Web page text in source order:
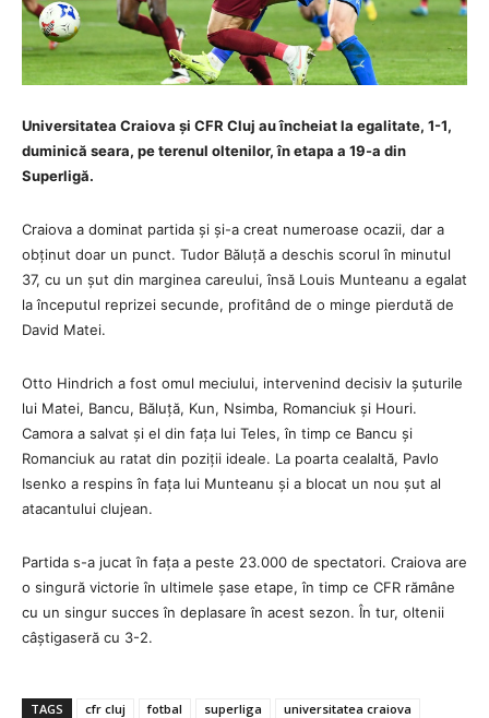
Universitatea Craiova și CFR Cluj au încheiat la egalitate, 1-1,
duminică seara, pe terenul oltenilor, în etapa a 19-a din
Superligă.
Craiova a dominat partida și și-a creat numeroase ocazii, dar a
obținut doar un punct. Tudor Băluță a deschis scorul în minutul
37, cu un șut din marginea careului, însă Louis Munteanu a egalat
la începutul reprizei secunde, profitând de o minge pierdută de
David Matei.
Otto Hindrich a fost omul meciului, intervenind decisiv la șuturile
lui Matei, Bancu, Băluță, Kun, Nsimba, Romanciuk și Houri.
Camora a salvat și el din fața lui Teles, în timp ce Bancu și
Romanciuk au ratat din poziții ideale. La poarta cealaltă, Pavlo
Isenko a respins în fața lui Munteanu și a blocat un nou șut al
atacantului clujean.
Partida s-a jucat în fața a peste 23.000 de spectatori. Craiova are
o singură victorie în ultimele șase etape, în timp ce CFR rămâne
cu un singur succes în deplasare în acest sezon. În tur, oltenii
câștigaseră cu 3-2.
TAGS cfr cluj fotbal superliga universitatea craiova